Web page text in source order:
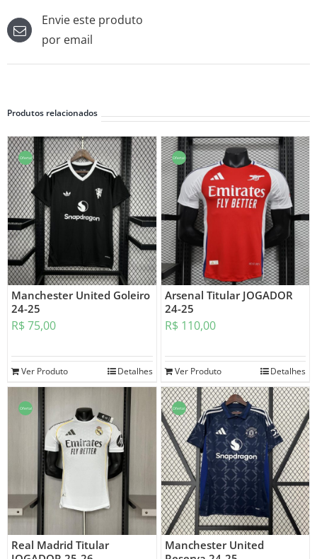
Envie este produto
por email
Produtos relacionados
Oferta!
Manchester United Goleiro
24-25
R$ 75,00
Ver Produto Detalhes
Oferta!
Arsenal Titular JOGADOR
24-25
R$ 110,00
Ver Produto Detalhes
Oferta!
Real Madrid Titular
Oferta!
Manchester United